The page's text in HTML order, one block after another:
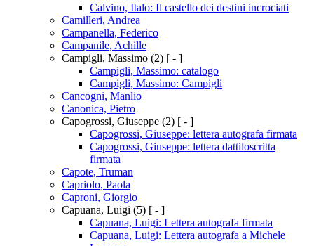
Calvino, Italo: Il castello dei destini incrociati
Camilleri, Andrea
Campanella, Federico
Campanile, Achille
Campigli, Massimo (2) [ - ]
Campigli, Massimo: catalogo
Campigli, Massimo: Campigli
Cancogni, Manlio
Canonica, Pietro
Capogrossi, Giuseppe (2) [ - ]
Capogrossi, Giuseppe: lettera autografa firmata
Capogrossi, Giuseppe: lettera dattiloscritta
firmata
Capote, Truman
Capriolo, Paola
Caproni, Giorgio
Capuana, Luigi (5) [ - ]
Capuana, Luigi: Lettera autografa firmata
Capuana, Luigi: Lettera autografa a Michele